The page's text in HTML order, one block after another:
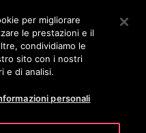
principale
RICERCA
per migliorare
le prestazioni e il
condividiamo le
sito con i nostri
e di analisi.
personali